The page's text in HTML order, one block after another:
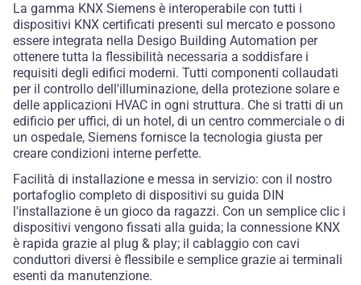
La gamma KNX Siemens è interoperabile con tutti i
dispositivi KNX certificati presenti sul mercato e possono
essere integrata nella Desigo Building Automation per
ottenere tutta la flessibilità necessaria a soddisfare i
requisiti degli edifici moderni. Tutti componenti collaudati
per il controllo dell'illuminazione, della protezione solare e
delle applicazioni HVAC in ogni struttura. Che si tratti di un
edificio per uffici, di un hotel, di un centro commerciale o di
un ospedale, Siemens fornisce la tecnologia giusta per
creare condizioni interne perfette.
Facilità di installazione e messa in servizio: con il nostro
portafoglio completo di dispositivi su guida DIN
l'installazione è un gioco da ragazzi. Con un semplice clic i
dispositivi vengono fissati alla guida; la connessione KNX
è rapida grazie al plug & play; il cablaggio con cavi
conduttori diversi è flessibile e semplice grazie ai terminali
esenti da manutenzione.